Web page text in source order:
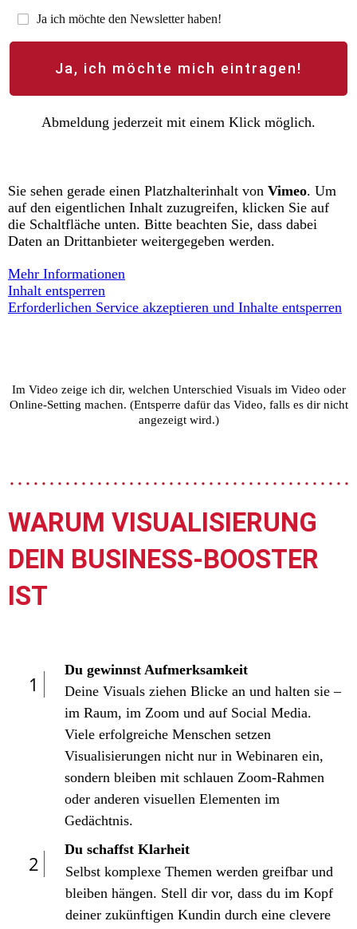
Ja ich möchte den Newsletter haben!
Ja, ich möchte mich eintragen!
Abmeldung jederzeit mit einem Klick möglich.
Sie sehen gerade einen Platzhalterinhalt von Vimeo. Um
auf den eigentlichen Inhalt zuzugreifen, klicken Sie auf
die Schaltfläche unten. Bitte beachten Sie, dass dabei
Daten an Drittanbieter weitergegeben werden.
Mehr Informationen
Inhalt entsperren
Erforderlichen Service akzeptieren und Inhalte entsperren
Im Video zeige ich dir, welchen Unterschied Visuals im Video oder
Online-Setting machen. (Entsperre dafür das Video, falls es dir nicht
angezeigt wird.)
WARUM VISUALISIERUNG
DEIN BUSINESS-BOOSTER
IST
1
Du gewinnst Aufmerksamkeit
Deine Visuals ziehen Blicke an und halten sie –
im Raum, im Zoom und auf Social Media.
Viele erfolgreiche Menschen setzen
Visualisierungen nicht nur in Webinaren ein,
sondern bleiben mit schlauen Zoom-Rahmen
oder anderen visuellen Elementen im
Gedächtnis.
2
Du schaffst Klarheit
Selbst komplexe Themen werden greifbar und
bleiben hängen. Stell dir vor, dass du im Kopf
deiner zukünftigen Kundin durch eine clevere